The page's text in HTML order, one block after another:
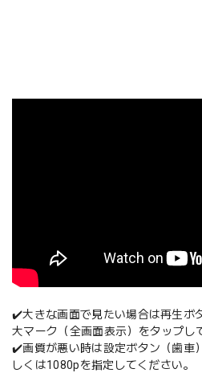
✔️大きな画面で見たい場合は再生ボ
大マーク（全画面表示）をタップし
✔️画質が悪い時は設定ボタン（歯車
しくは1080pを指定してください。